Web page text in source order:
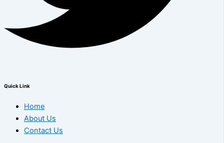
Quick Link
Home
About Us
Contact Us